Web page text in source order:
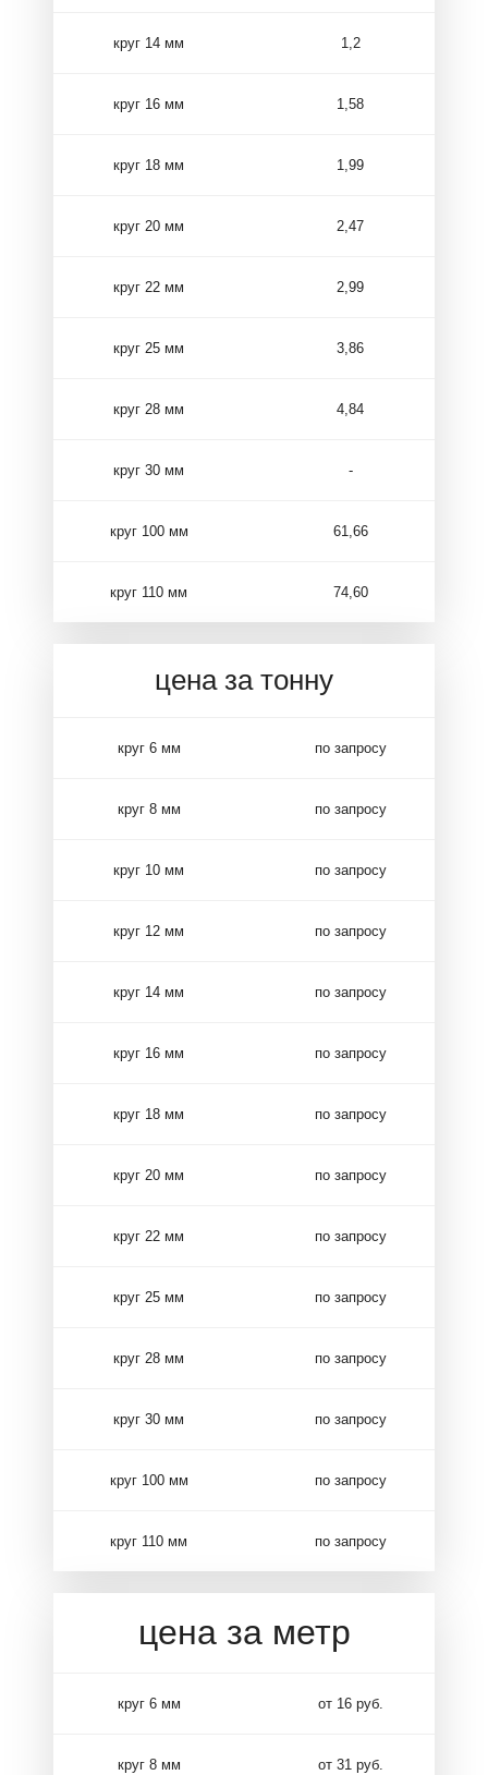
круг 14 мм 1,2
круг 16 мм 1,58
круг 18 мм 1,99
круг 20 мм 2,47
круг 22 мм 2,99
круг 25 мм 3,86
круг 28 мм 4,84
круг 30 мм -
круг 100 мм 61,66
круг 110 мм 74,60
цена за тонну
круг 6 мм по запросу
круг 8 мм по запросу
круг 10 мм по запросу
круг 12 мм по запросу
круг 14 мм по запросу
круг 16 мм по запросу
круг 18 мм по запросу
круг 20 мм по запросу
круг 22 мм по запросу
круг 25 мм по запросу
круг 28 мм по запросу
круг 30 мм по запросу
круг 100 мм по запросу
круг 110 мм по запросу
цена за метр
круг 6 мм от 16 руб.
круг 8 мм от 31 руб.